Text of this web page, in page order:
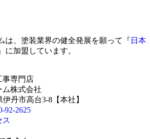
は、塗装業界の健全発展を願って『 日本
』に加盟しています。
事専門店
株式会社
丹市高台3-8【本社】
92-2625
ス